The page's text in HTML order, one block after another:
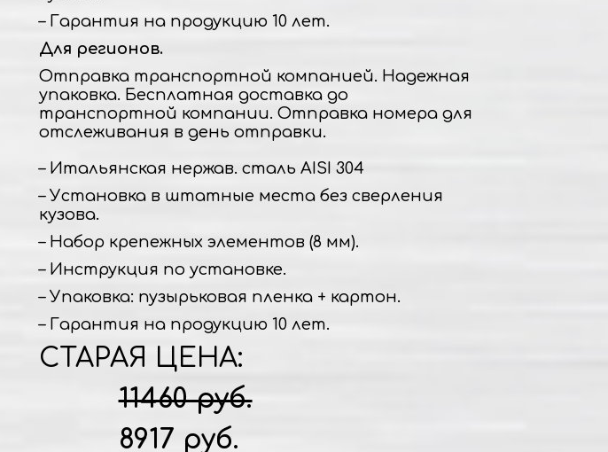
– Гарантия на продукцию 10 лет.
Для регионов.
Отправка транспортной компанией. Надежная
упаковка. Бесплатная доставка до
транспортной компании. Отправка номера для
отслеживания в день отправки.
– Итальянская нержав. сталь AISI 304
– Установка в штатные места без сверления
кузова.
– Набор крепежных элементов (8 мм).
– Инструкция по установке.
– Упаковка: пузырьковая пленка + картон.
– Гарантия на продукцию 10 лет.
СТАРАЯ ЦЕНА:
11460 руб.
8917 руб.